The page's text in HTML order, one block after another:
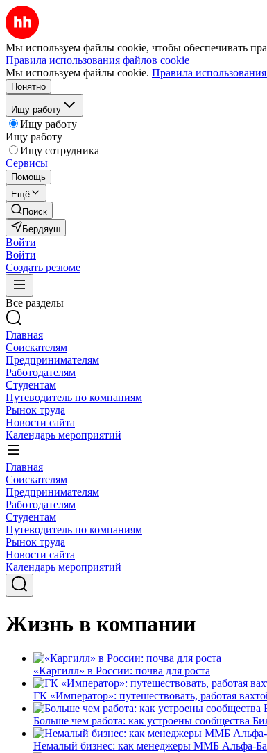
Мы используем файлы cookie, чтобы обеспечивать
Правила использования файлов cookie
Мы используем файлы cookie. Правила
Понятно
Ищу работу
Ищу работу
Ищу работу
Ищу сотрудника
Сервисы
Помощь
Ещё
Поиск
Бердяуш
Войти
Войти
Создать резюме
Все разделы
Главная
Соискателям
Предпринимателям
Работодателям
Студентам
Путеводитель по компаниям
Рынок труда
Новости сайта
Календарь мероприятий
Главная
Соискателям
Предпринимателям
Работодателям
Студентам
Путеводитель по компаниям
Рынок труда
Новости сайта
Календарь мероприятий
Жизнь в компании
«Каргилл» в России: почва для роста
ГК «Император»: путешествовать, работая
Больше чем работа: как устроены сообщества
Немалый бизнес: как менеджеры ММБ Альфа-